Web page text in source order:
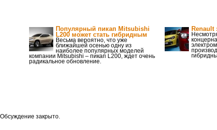
Популярный пикап Mitsubishi
L200 может стать гибридным
Весьма вероятно, что уже
ближайшей осенью одну из
наиболее популярных моделей
компании Mitsubishi – пикап L200, ждет очень
радикальное обновление.
Renault
Обсуждение закрыто.